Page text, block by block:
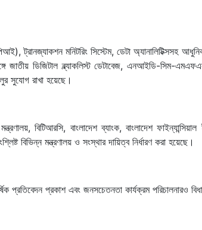
মনিটরিং সিস্টেম, ডেটা অ্যানালিটিক্সসহ
ডিজিটাল ব্ল্যাকলিস্ট ডেটাবেজ, এনআইডি-সিম-
সুযোগ রাখা হয়েছে।
বিটিআরসি, বাংলাদেশ ব্যাংক, বাংলাদেশ ফাইন্যান্সিয়াল
বিভিন্ন মন্ত্রণালয় ও সংস্থার দায়িত্ব নির্ধারণ করা হয়েছে।
প্রতিবেদন প্রকাশ এবং জনসচেতনতা কার্যক্রম পরিচালনারও